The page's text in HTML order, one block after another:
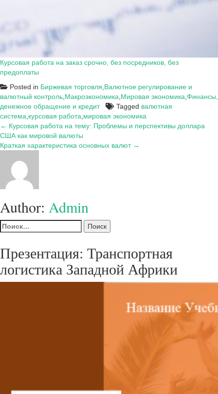
Курсовая работа на заказ срочно, без посредников, без
предоплаты
Posted in Биржевая торговля Валютное регулирование и
валютный контроль Макроэкономика Мировая экономика Финансы,
денежное обращение и кредит
Tagged валютная
система курсовая работа мировая экономика
Навигация
по
записям
← Курсовая работа на тему: Проблемы и перспективы доллара
США как мировой валюты
Краткая характеристика основных валют →
Author: Admin
Найти:
Презентация: Транспортная
логистика Западной Африки